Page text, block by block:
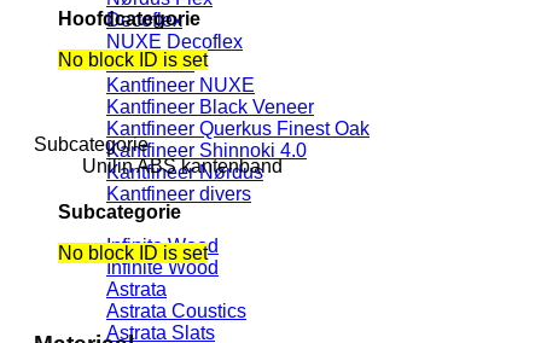
Decoflex
NUXE Decoflex
Kantfineer
Kantfineer NUXE
Kantfineer Black Veneer
Kantfineer Querkus Finest Oak
Kantfineer Shinnoki 4.0
Kantfineer Nørdus
Kantfineer divers
Infinite Wood
Infinite Wood
Astrata
Astrata Coustics
Astrata Slats
Hoofdcategorie
No block ID is set
Subcategorie
Unilin ABS kantenband
Subcategorie
No block ID is set